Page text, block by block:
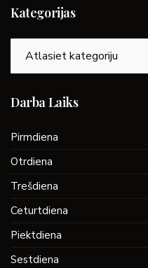
Kategorijas
Darba Laiks
Pirmdiena
Otrdiena
Trešdiena
Ceturtdiena
Piektdiena
Sestdiena